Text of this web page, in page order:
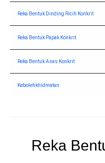
Reka Bentuk Dinding Ricih Konkrit
Reka Bentuk Papak Konkrit
Reka Bentuk Asas Konkrit
Kebolehkhidmatan
Reka